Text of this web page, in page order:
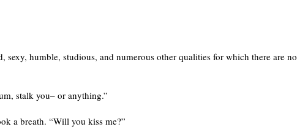
sexy, humble, studious, and numerous other qualities for which there are no
stalk you– or anything.”
a breath. “Will you kiss me?”